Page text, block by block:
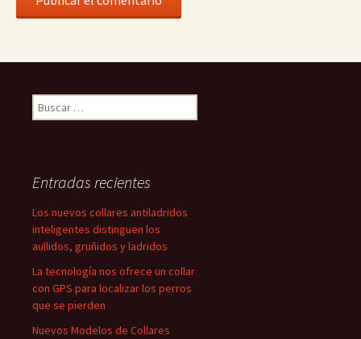
Buscar:
Entradas recientes
Los nuevos collares antiladridos
inteligentes distinguen los
aullidos, gruñidos y ladridos
La tecnología nos ofrece un collar
con GPS para localizar los perros
que se pierden
Nuevos Modelos de Collares